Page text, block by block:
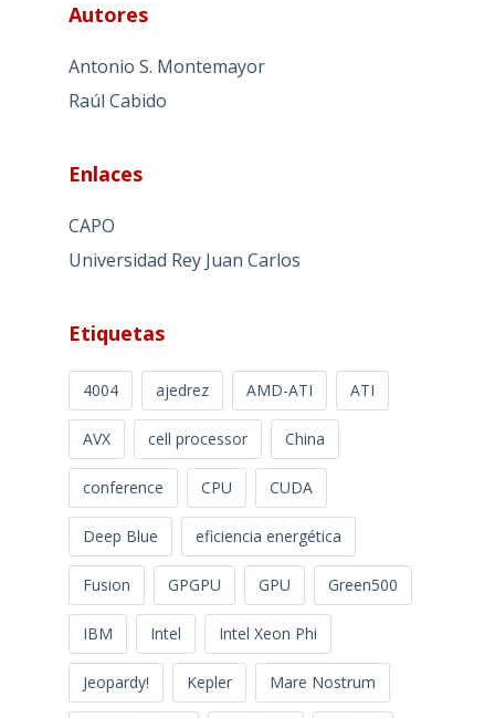
Autores
Antonio S. Montemayor
Raúl Cabido
Enlaces
CAPO
Universidad Rey Juan Carlos
Etiquetas
4004 ajedrez AMD-ATI ATI
AVX cell processor China
conference CPU CUDA
Deep Blue eficiencia energética
Fusion GPGPU GPU Green500
IBM Intel Intel Xeon Phi
Jeopardy! Kepler Mare Nostrum